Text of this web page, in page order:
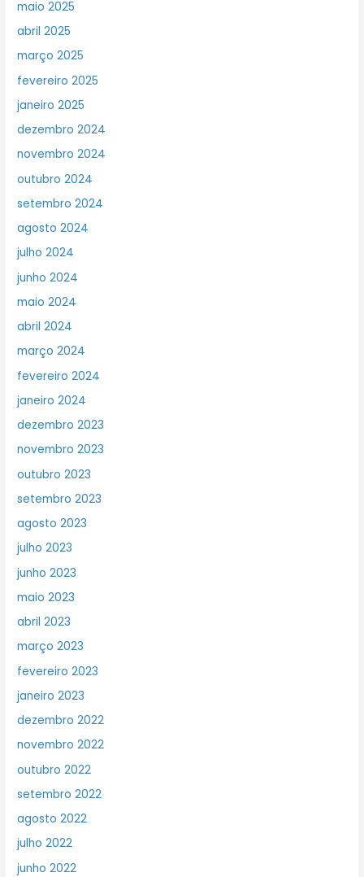
maio 2025
abril 2025
março 2025
fevereiro 2025
janeiro 2025
dezembro 2024
novembro 2024
outubro 2024
setembro 2024
agosto 2024
julho 2024
junho 2024
maio 2024
abril 2024
março 2024
fevereiro 2024
janeiro 2024
dezembro 2023
novembro 2023
outubro 2023
setembro 2023
agosto 2023
julho 2023
junho 2023
maio 2023
abril 2023
março 2023
fevereiro 2023
janeiro 2023
dezembro 2022
novembro 2022
outubro 2022
setembro 2022
agosto 2022
julho 2022
junho 2022